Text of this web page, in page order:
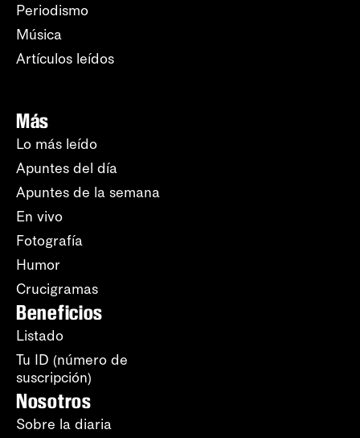
Periodismo
Música
Artículos leídos
Más
Lo más leído
Apuntes del día
Apuntes de la semana
En vivo
Fotografía
Humor
Crucigramas
Beneficios
Listado
Tu ID (número de
suscripción)
Nosotros
Sobre la diaria